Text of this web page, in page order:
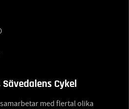
Cykel
med flertal olika